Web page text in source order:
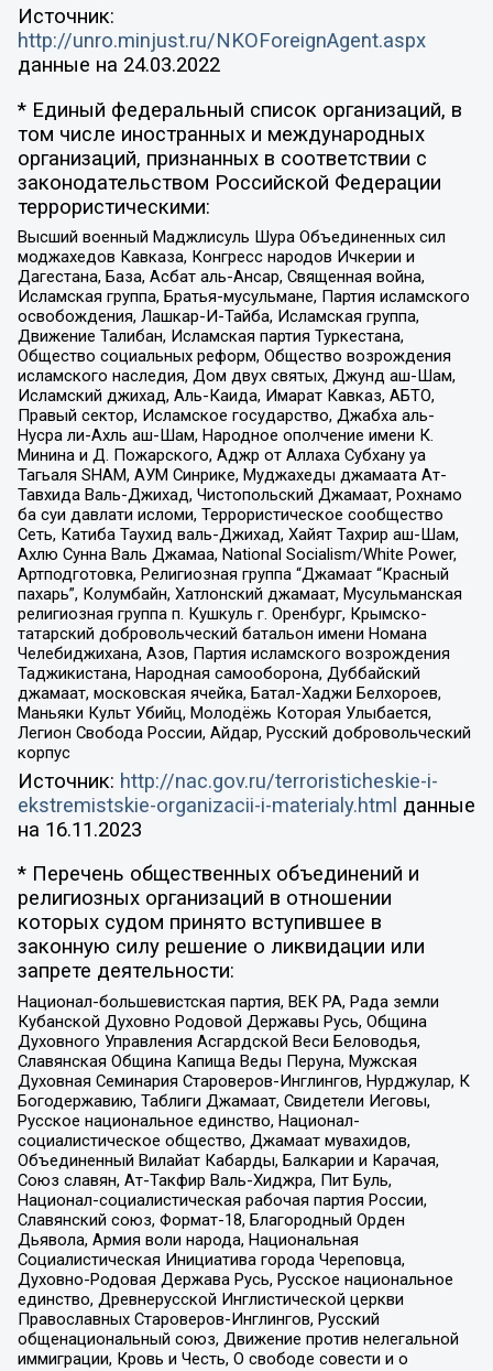
Источник:
http://unro.minjust.ru/NKOForeignAgent.aspx
данные на 24.03.2022
* Единый федеральный список организаций, в
том числе иностранных и международных
организаций, признанных в соответствии с
законодательством Российской Федерации
террористическими:
Высший военный Маджлисуль Шура Объединенных сил
моджахедов Кавказа, Конгресс народов Ичкерии и
Дагестана, База, Асбат аль-Ансар, Священная война,
Исламская группа, Братья-мусульмане, Партия исламского
освобождения, Лашкар-И-Тайба, Исламская группа,
Движение Талибан, Исламская партия Туркестана,
Общество социальных реформ, Общество возрождения
исламского наследия, Дом двух святых, Джунд аш-Шам,
Исламский джихад, Аль-Каида, Имарат Кавказ, АБТО,
Правый сектор, Исламское государство, Джабха аль-
Нусра ли-Ахль аш-Шам, Народное ополчение имени К.
Минина и Д. Пожарского, Аджр от Аллаха Субхану уа
Тагьаля SHAM, АУМ Синрике, Муджахеды джамаата Ат-
Тавхида Валь-Джихад, Чистопольский Джамаат, Рохнамо
ба суи давлати исломи, Террористическое сообщество
Сеть, Катиба Таухид валь-Джихад, Хайят Тахрир аш-Шам,
Ахлю Сунна Валь Джамаа, National Socialism/White Power,
Артподготовка, Религиозная группа “Джамаат “Красный
пахарь”, Колумбайн, Хатлонский джамаат, Мусульманская
религиозная группа п. Кушкуль г. Оренбург, Крымско-
татарский добровольческий батальон имени Номана
Челебиджихана, Азов, Партия исламского возрождения
Таджикистана, Народная самооборона, Дуббайский
джамаат, московская ячейка, Батал-Хаджи Белхороев,
Маньяки Культ Убийц, Молодёжь Которая Улыбается,
Легион Свобода России, Айдар, Русский добровольческий
корпус
Источник: http://nac.gov.ru/terroristicheskie-i-
ekstremistskie-organizacii-i-materialy.html данные
на 16.11.2023
* Перечень общественных объединений и
религиозных организаций в отношении
которых судом принято вступившее в
законную силу решение о ликвидации или
запрете деятельности:
Национал-большевистская партия, ВЕК РА, Рада земли
Кубанской Духовно Родовой Державы Русь, Община
Духовного Управления Асгардской Веси Беловодья,
Славянская Община Капища Веды Перуна, Мужская
Духовная Семинария Староверов-Инглингов, Нурджулар, К
Богодержавию, Таблиги Джамаат, Свидетели Иеговы,
Русское национальное единство, Национал-
социалистическое общество, Джамаат мувахидов,
Объединенный Вилайат Кабарды, Балкарии и Карачая,
Союз славян, Ат-Такфир Валь-Хиджра, Пит Буль,
Национал-социалистическая рабочая партия России,
Славянский союз, Формат-18, Благородный Орден
Дьявола, Армия воли народа, Национальная
Социалистическая Инициатива города Череповца,
Духовно-Родовая Держава Русь, Русское национальное
единство, Древнерусской Инглистической церкви
Православных Староверов-Инглингов, Русский
общенациональный союз, Движение против нелегальной
иммиграции, Кровь и Честь, О свободе совести и о